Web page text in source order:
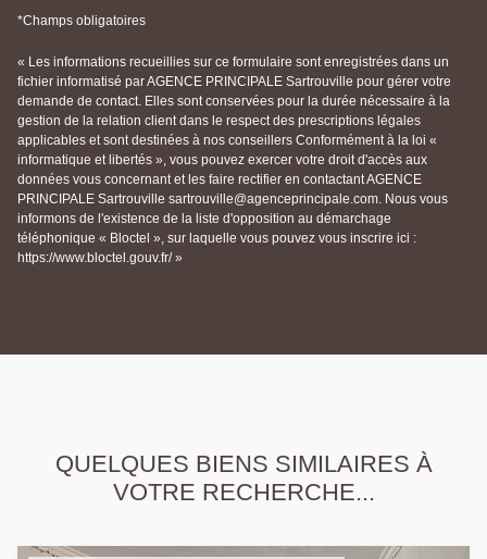
*Champs obligatoires
« Les informations recueillies sur ce formulaire sont enregistrées dans un
fichier informatisé par AGENCE PRINCIPALE Sartrouville pour gérer votre
demande de contact. Elles sont conservées pour la durée nécessaire à la
gestion de la relation client dans le respect des prescriptions légales
applicables et sont destinées à nos conseillers Conformément à la loi «
informatique et libertés », vous pouvez exercer votre droit d'accès aux
données vous concernant et les faire rectifier en contactant AGENCE
PRINCIPALE Sartrouville sartrouville@agenceprincipale.com. Nous vous
informons de l'existence de la liste d'opposition au démarchage
téléphonique « Bloctel », sur laquelle vous pouvez vous inscrire ici :
https://www.bloctel.gouv.fr/ »
QUELQUES BIENS SIMILAIRES À
VOTRE RECHERCHE...